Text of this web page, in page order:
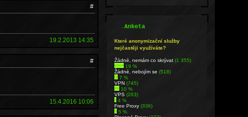
#
19.2.2013 14:35
#
15.4.2016 10:06
.Anketa
Které anonymizační služby
nejčastěji využíváte?
Źádné, nemám co skrývat(1 355)
19 %
Žádné, nebojím se(518)
7 %
VPN(745)
10 %
VPS(263)
4 %
Free Proxy(336)
5 %